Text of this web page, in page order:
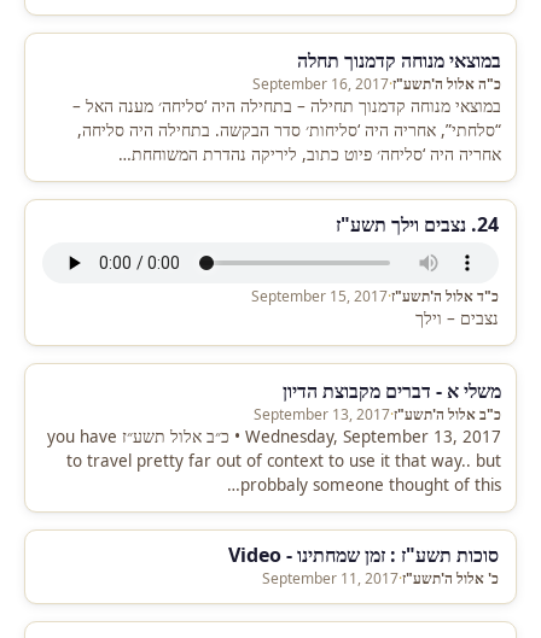
במוצאי מנוחה קדמנוך תחלה
כ"ה אלול ה'תשע"ז·
September 16, 2017
במוצאי מנוחה קדמנוך תחילה – בתחילה היה ‘סליחה׳ מענה האל –
“סלחתי”, אחריה היה ‘סליחות׳ סדר הבקשה. בתחילה היה סליחה,
אחריה היה ‘סליחה׳ פיוט כתוב, ליריקה נהדרת המשוחחת…
24. נצבים וילך תשע"ז
כ"ד אלול ה'תשע"ז·
September 15, 2017
נצבים – וילך
משלי א - דברים מקבוצת הדיון
כ"ב אלול ה'תשע"ז·
September 13, 2017
Wednesday, September 13, 2017 • כ״ב אלול תשע״ז you have
to travel pretty far out of context to use it that way.. but
probbaly someone thought of this…
סוכות תשע"ז : זמן שמחתינו - Video
כ' אלול ה'תשע"ז·
September 11, 2017